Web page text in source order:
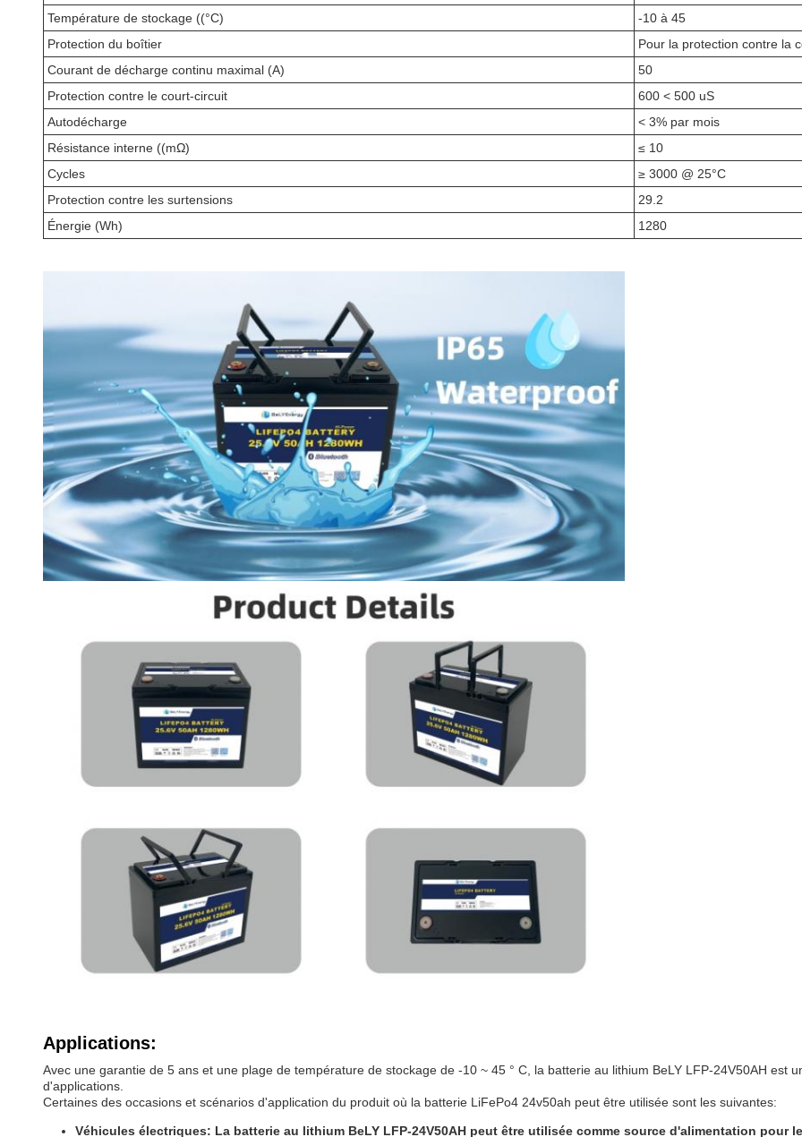
Température de stockage ((°C)
-10 à 45
Protection du boîtier
Pour la protection contre la
Courant de décharge continu maximal (A)
50
Protection contre le court-circuit
600 < 500 uS
Autodécharge
< 3% par mois
Résistance interne ((mΩ)
≤ 10
Cycles
≥ 3000 @ 25°C
Protection contre les surtensions
29.2
Énergie (Wh)
1280
Applications:
Avec une garantie de 5 ans et une plage de température de stockage de -10 ~ 45 ° C, la batterie au lithium BeLY LFP-24V50AH est
d'applications.
Certaines des occasions et scénarios d'application du produit où la batterie LiFePo4 24v50ah peut être utilisée sont les suivantes:
Véhicules électriques: La batterie au lithium BeLY LFP-24V50AH peut être utilisée comme source d'alimentation